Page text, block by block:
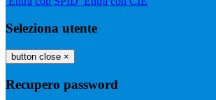
Seleziona utente
button close ×
Recupero password